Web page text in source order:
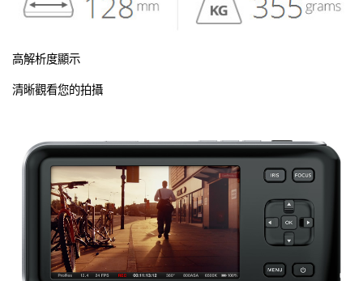
高解析度顯示
清晰觀看您的拍攝